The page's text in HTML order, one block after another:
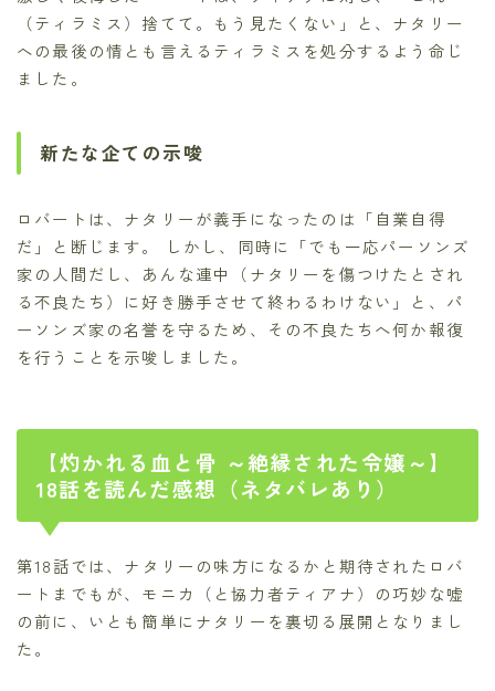
（ティラミス）捨てて。もう見たくない」と、ナタリー
への最後の情とも言えるティラミスを処分するよう命じ
ました。
新たな企ての示唆
ロバートは、ナタリーが義手になったのは「自業自得
だ」と断じます。 しかし、同時に「でも一応パーソンズ
家の人間だし、あんな連中（ナタリーを傷つけたとされ
る不良たち）に好き勝手させて終わるわけない」と、パ
ーソンズ家の名誉を守るため、その不良たちへ何か報復
を行うことを示唆しました。
【灼かれる血と骨 ～絶縁された令嬢～】
18話を読んだ感想（ネタバレあり）
第18話では、ナタリーの味方になるかと期待されたロバ
ートまでもが、モニカ（と協力者ティアナ）の巧妙な嘘
の前に、いとも簡単にナタリーを裏切る展開となりまし
た。